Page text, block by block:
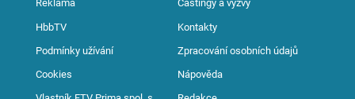
Reklama Castingy a výzvy
HbbTV Kontakty
Podmínky užívání Zpracování osobních údajů
Cookies Nápověda